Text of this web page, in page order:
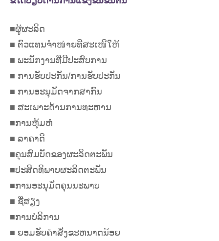
■ຜູ້ຜະລິດ
■ ຕົວແທນຈຳໜ່າຍທີ່ສະເໜີໃຫ້
■ ພະນັກງານທີ່ມີປະສົບການ
■ ການຮັບປະກັນ/ການຮັບປະກັນ
■ ການອະນຸມັດຈາກສາກົນ
■ ສະເພາະດ້ານການທະຫານ
■ການຫຸ້ມຫໍ່
■ ລາຄາດີ
■ຄຸນສົມບັດຂອງຜະລິດຕະພັນ
■ປະສິດທິພາບຜະລິດຕະພັນ
■ການອະນຸມັດຄຸນນະພາບ
■ ຊື່ສຽງ
■ການບໍລິການ
■ ຍອມຮັບຄໍາສັ່ງຂະຫນາດນ້ອຍ